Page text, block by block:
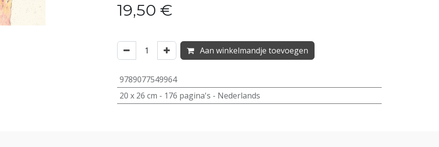
19,50 €
Aan winkelmandje toevoegen
9789077549964
20 x 26 cm - 176 pagina's - Nederlands